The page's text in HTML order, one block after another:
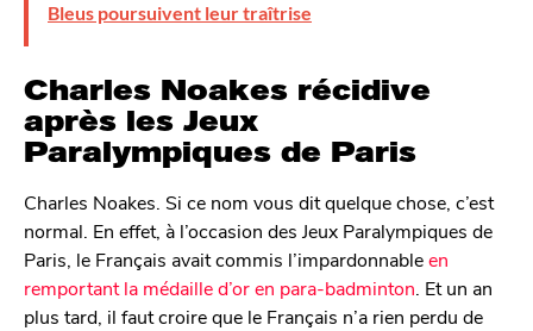
Bleus poursuivent leur traîtrise
Charles Noakes récidive
après les Jeux
Paralympiques de Paris
Charles Noakes. Si ce nom vous dit quelque chose, c’est
normal. En effet, à l’occasion des Jeux Paralympiques de
Paris, le Français avait commis l’impardonnableen
remportant la médaille d’or en para-badminton . Et un an
plus tard, il faut croire que le Français n’a rien perdu de